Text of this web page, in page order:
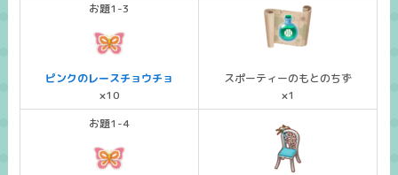
お題1-3
ピンクのレースチョウチョ
×10
スポーティーのもとのちず
×1
お題1-4